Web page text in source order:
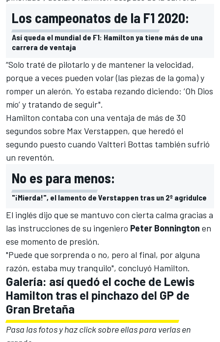
Los campeonatos de la F1 2020:
Así queda el mundial de F1: Hamilton ya tiene más de una
carrera de ventaja
“Solo traté de pilotarlo y de mantener la velocidad,
porque a veces pueden volar (las piezas de la goma) y
romper un alerón. Yo estaba rezando diciendo: ‘Oh Dios
mío’ y tratando de seguir".
Hamilton contaba con una ventaja de más de 30
segundos sobre Max Verstappen, que heredó el
segundo puesto cuando Valtteri Bottas también sufrió
un reventón.
No es para menos:
"¡Mierda!", el lamento de Verstappen tras un 2º agridulce
El inglés dijo que se mantuvo con cierta calma gracias a
las instrucciones de su ingeniero Peter Bonnington en
ese momento de presión.
"Puede que sorprenda o no, pero al final, por alguna
razón, estaba muy tranquilo", concluyó Hamilton.
Galería: así quedó el coche de Lewis
Hamilton tras el pinchazo del GP de
Gran Bretaña
Pasa las fotos y haz click sobre ellas para verlas en